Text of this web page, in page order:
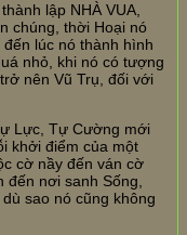
lập NHÀ VUA,
chúng, thời Hoại nó
lúc nó thành hình
nhỏ, khi nó có tượng
nên Vũ Trụ, đối với
Lực, Tự Cường mới
khởi điểm của một
cờ nầy đến ván cờ
đến nơi sanh Sống,
sao nó cũng không